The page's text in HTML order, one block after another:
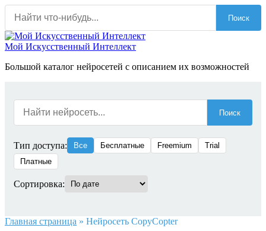
Перейти
содержанию
Поиск
Мой Искусственный Интеллект
Большой каталог нейросетей с описанием их возможностей
Поиск
Тип доступа: Все Бесплатные Freemium
Trial
Платные
Сортировка:
Главная страница » Нейросеть CopyCopter